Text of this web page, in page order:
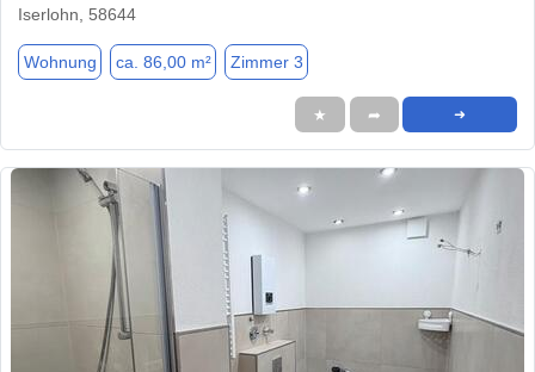
Iserlohn, 58644
Wohnung ca. 86,00 m² Zimmer 3
★ ➦ ➜